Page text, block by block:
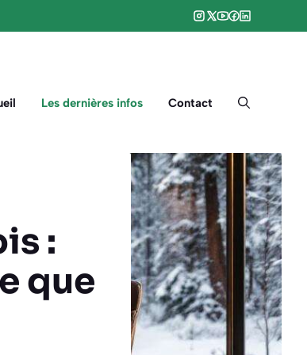
Les dernières infos Contact
:
que